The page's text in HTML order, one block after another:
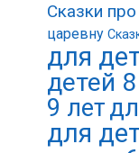
Сказки
царевну
для
детей
9 лет
для